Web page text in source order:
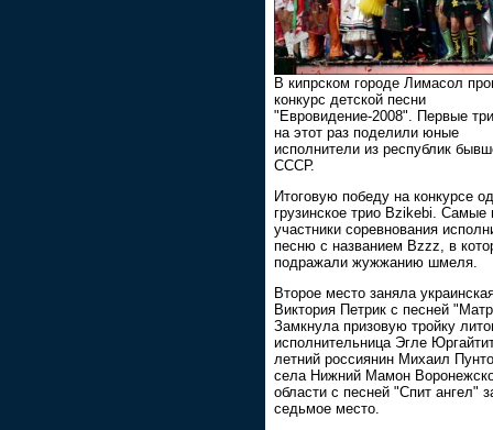
В кипрском городе Лимасол
конкурс детской песни
"Евровидение-2008". Первые
на этот раз поделили юные
исполнители из республик
СССР.
Итоговую победу на конкурсе
грузинское трио Bzikebi.
участники соревнования
песню с названием Bzzz, в
подражали жужжанию шмеля.
Второе место заняла
Виктория Петрик с песней
Замкнула призовую тройку
исполнительница Эгле
летний россиянин Михаил
села Нижний Мамон
области с песней "Спит ангел"
седьмое место.